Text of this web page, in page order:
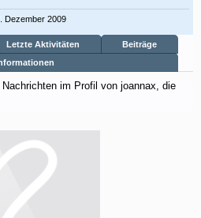
Dezember 2009
Letzte Aktivitäten
Beiträge
im Profil von joannax, die